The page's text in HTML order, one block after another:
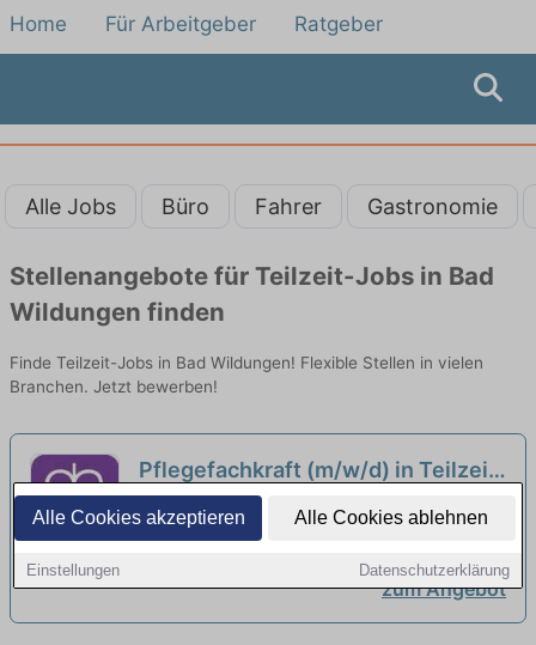
Alle Cookies akzeptieren Alle Cookies ablehnen
Einstellungen Datenschutzerklärung
Home Für Arbeitgeber Ratgeber
Alle Jobs Büro Fahrer Gastronomie
Stellenangebote für Teilzeit-Jobs in Bad
Wildungen finden
Finde Teilzeit-Jobs in Bad Wildungen! Flexible Stellen in vielen
Branchen. Jetzt bewerben!
Pflegefachkraft (m/w/d) in Teilzeit
15-20 Std./Woche - Gemeinsam
Mensch sein!
Diakoniegesellschaft Waldeck-Frankenberg
mbH – Team Vöhl | Vöhl
zum Angebot